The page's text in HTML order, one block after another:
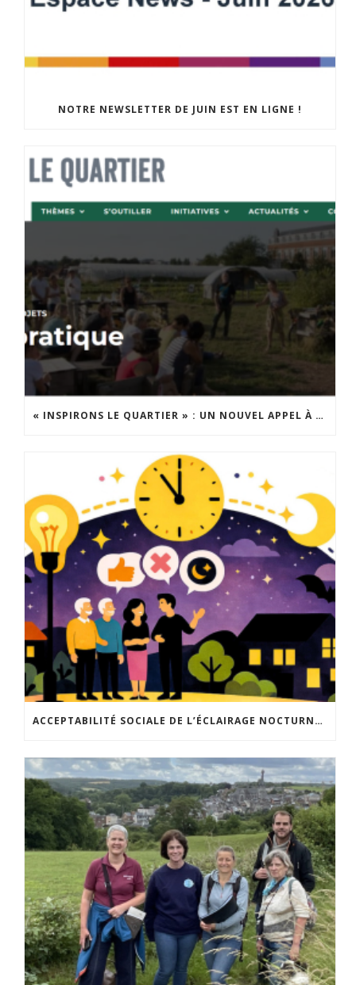
NOTRE NEWSLETTER DE JUIN EST EN LIGNE !
« INSPIRONS LE QUARTIER » : UN NOUVEL APPEL À PROJETS EST LANCÉ !
ACCEPTABILITÉ SOCIALE DE L’ÉCLAIRAGE NOCTURNE : LE REPLAY EST DISPONIBLE